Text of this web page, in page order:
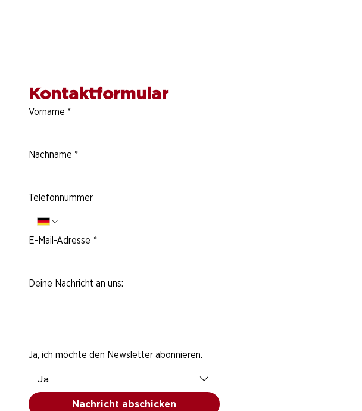
Kontaktformular
Vorname *
Nachname *
Telefonnummer
E-Mail-Adresse *
Deine Nachricht an uns:
Ja, ich möchte den Newsletter abonnieren.
Ja
Nachricht abschicken